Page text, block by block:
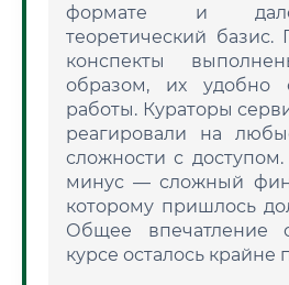
формате и
теоретический базис.
конспекты
образом, их удобно
работы. Кураторы
реагировали на
сложности с
минус — сложный
которому пришлось
Общее впечатление
курсе осталось крайне